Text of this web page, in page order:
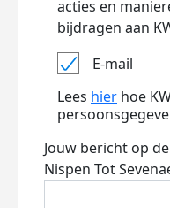
acties en
bijdragen aan
E-mail
Lees hier hoe
Jouw bericht op
Nispen Tot